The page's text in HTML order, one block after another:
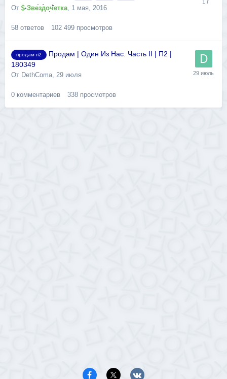
От Звездочетка, 1 мая, 2016
58 ответов 102 499 просмотров
продам п2
Продам | Один Из Нас. Часть II | П2 |
180349
От DethComa 29 июля
0 комментариев 338 просмотров